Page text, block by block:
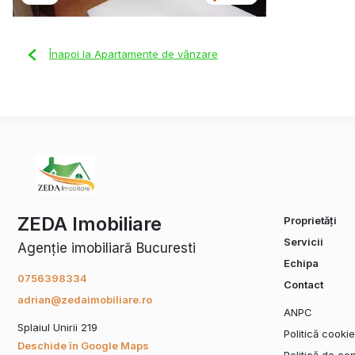
Înapoi la Apartamente de vânzare
ZEDA Imobiliare
Agenție imobiliară Bucuresti
0756398334
adrian@zedaimobiliare.ro
Splaiul Unirii 219
Deschide în Google Maps
Proprietăți
Servicii
Echipa
Contact
ANPC
Politică